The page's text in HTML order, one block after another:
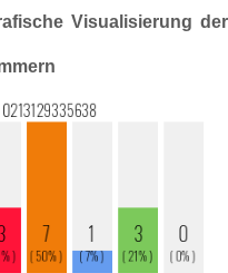
Visualisierung der